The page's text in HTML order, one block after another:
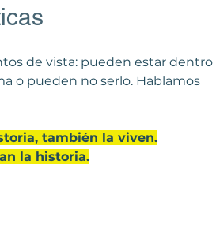
de vista: pueden estar dentro
o pueden no serlo. Hablamos
también la viven.
la historia.